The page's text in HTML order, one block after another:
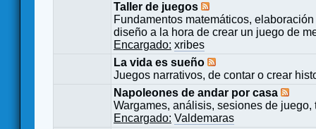
Taller de juegos
Fundamentos matemáticos,
diseño a la hora de crear un juego de
Encargado: xribes
La vida es sueño
Juegos narrativos, de contar o crear
Napoleones de andar por casa
Wargames, análisis, sesiones de
Encargado: Valdemaras